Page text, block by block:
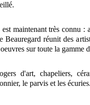
maintenant très connu :
Beauregard réunit des
sur toute la gamme
d'art, chapeliers,
le parvis et les écuries.